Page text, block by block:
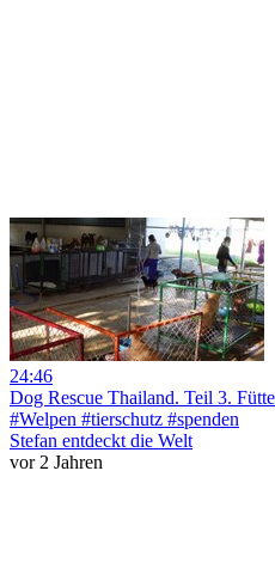
24:46
Dog Rescue Thailand. Teil 3.
#Welpen #tierschutz #spenden
Stefan entdeckt die Welt
vor 2 Jahren